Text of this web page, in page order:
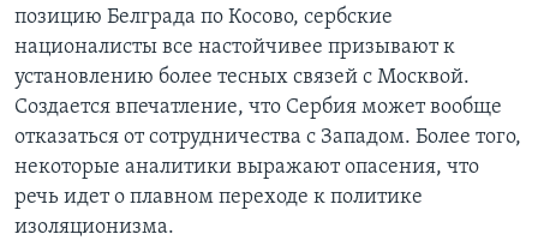
поискДИСКУССИЯ VOA
ДЕТАЛИ
НЬЮ-ЙОРК NEW YORK
АМЕРИКА. БОЛЬШОЕ ПУТЕШЕСТВИЕ
АРТЕФАКТЫ
АМЕРИКАНСКИЕ ГОРОДКИ
ТЕСТЫ
ЗА СВОБОДУ ПРЕССЫ
УЧИМ АНГЛИЙСКИЙ
ВИДЕО
ПОДПИСКА НА НОВОСТИ
Learning English
позицию Белграда по Косово, сербские
националисты все настойчивее призывают к
установлению более тесных связей с Москвой.
Создается впечатление, что Сербия может вообще
отказаться от сотрудничества с Западом. Более того,
некоторые аналитики выражают опасения, что
речь идет о плавном переходе к политике
изоляционизма.